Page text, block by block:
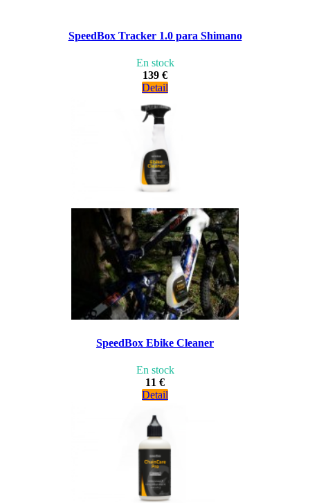
SpeedBox Tracker 1.0 para Shimano
En stock
139 €
Detail
SpeedBox Ebike Cleaner
En stock
11 €
Detail